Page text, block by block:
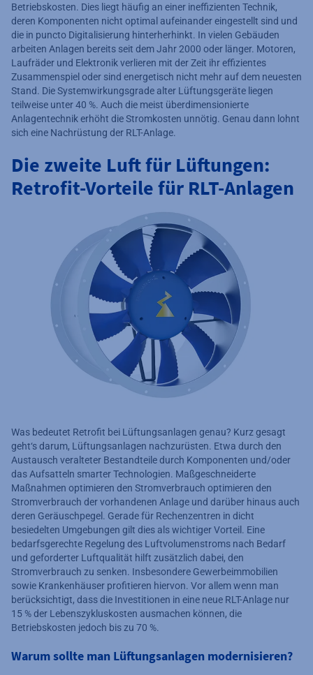
Betriebskosten. Dies liegt häufig an einer ineffizienten Technik,
deren Komponenten nicht optimal aufeinander eingestellt sind und
die in puncto Digitalisierung hinterherhinkt. In vielen Gebäuden
arbeiten Anlagen bereits seit dem Jahr 2000 oder länger. Motoren,
Laufräder und Elektronik verlieren mit der Zeit ihr effizientes
Zusammenspiel oder sind energetisch nicht mehr auf dem neuesten
Stand. Die Systemwirkungsgrade alter Lüftungsgeräte liegen
teilweise unter 40 %. Auch die meist überdimensionierte
Anlagentechnik erhöht die Stromkosten unnötig. Genau dann lohnt
sich eine Nachrüstung der RLT-Anlage.
Die zweite Luft für Lüftungen:
Retrofit-Vorteile für RLT-Anlagen
Was bedeutet Retrofit bei Lüftungsanlagen genau? Kurz gesagt
geht‘s darum, Lüftungsanlagen nachzurüsten. Etwa durch den
Austausch veralteter Bestandteile durch Komponenten und/oder
das Aufsatteln smarter Technologien. Maßgeschneiderte
Maßnahmen optimieren den Stromverbrauch optimieren den
Stromverbrauch der vorhandenen Anlage und darüber hinaus auch
deren Geräuschpegel. Gerade für Rechenzentren in dicht
besiedelten Umgebungen gilt dies als wichtiger Vorteil. Eine
bedarfsgerechte Regelung des Luftvolumenstroms nach Bedarf
und geforderter Luftqualität hilft zusätzlich dabei, den
Stromverbrauch zu senken. Insbesondere Gewerbeimmobilien
sowie Krankenhäuser profitieren hiervon. Vor allem wenn man
berücksichtigt, dass die Investitionen in eine neue RLT-Anlage nur
15 % der Lebenszykluskosten ausmachen können, die
Betriebskosten jedoch bis zu 70 %.
Warum sollte man Lüftungsanlagen modernisieren?